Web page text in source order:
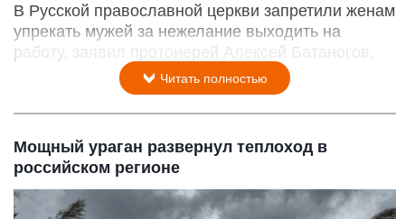
В Русской православной церкви запретили женам
упрекать мужей за нежелание выходить на
работу, заявил протоиерей Алексей Батаногов.
Читать полностью
Мощный ураган развернул теплоход в
российском регионе